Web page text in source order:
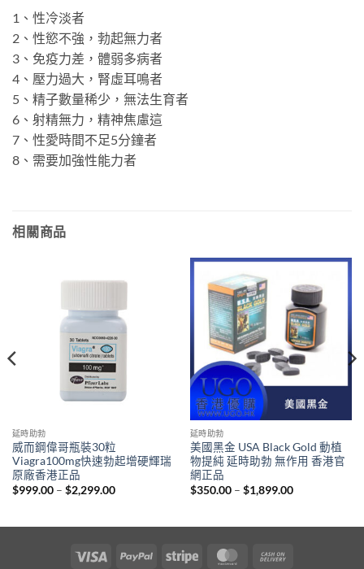
1、性冷淡者
2、性慾不強，勃起無力者
3、免疫力差，體弱多病者
4、壓力過大，腎虛耳鳴者
5、精子數量稀少，無法生育者
6、射精無力，精神焦慮這
7、性愛時間不足5分鐘者
8、需要加強性能力者
相關商品
延時助勃
威而鋼偉哥瓶裝30粒
Viagra100mg快速勃起增硬輝瑞
原廠香港正品
$999.00 – $2,299.00Price
$2,299.00
延時助勃
美國黑金 USA Black Gold 動植
物提純 延時助勃 無作用 香港官
網正品
$350.00 – $1,899.00Price
$1,899.00
Visa PayPal Stripe MasterCard